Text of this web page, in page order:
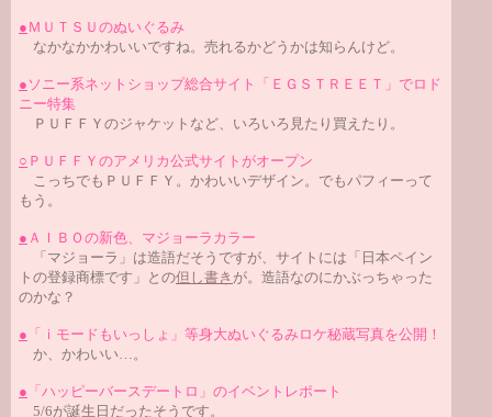
● ＭＵＴＳＵのぬいぐるみ
なかなかかわいいですね。売れるかどうかは知らんけど。
● ソニー系ネットショップ総合サイト「ＥＧＳＴＲＥＥＴ」でロド
ニー特集
ＰＵＦＦＹのジャケットなど、いろいろ見たり買えたり。
○ ＰＵＦＦＹのアメリカ公式サイトがオープン
こっちでもＰＵＦＦＹ。かわいいデザイン。でもパフィーって
もう。
● ＡＩＢＯの新色、マジョーラカラー
「マジョーラ」は造語だそうですが、サイトには「日本ペイン
トの登録商標です」との但し書き が。造語なのにかぶっちゃった
のかな？
● 「ｉモードもいっしょ」等身大ぬいぐるみロケ秘蔵写真を公開！
か、かわいい…。
● 「ハッピーバースデートロ」のイベントレポート
5/6が誕生日だったそうです。